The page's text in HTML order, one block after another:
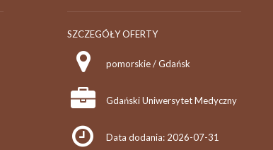
SZCZEGÓŁY OFERTY
pomorskie / Gdańsk
Gdański Uniwersytet Medyczny
Data dodania: 2026-07-31